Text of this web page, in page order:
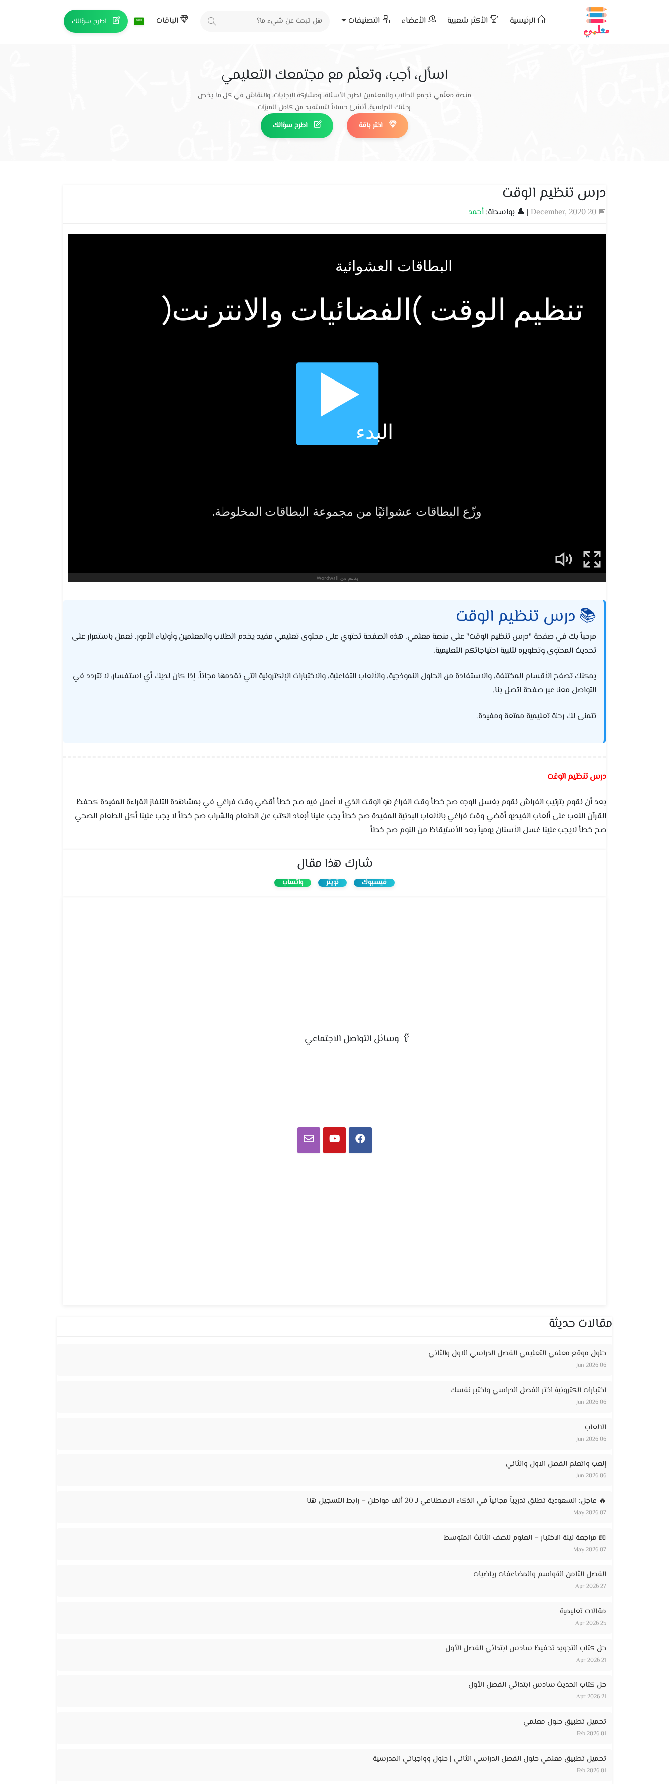
الرئيسية الأكثر شعبية الأعضاء التصنيفات الباقات اطرح سؤالك
اسأل، أجب، وتعلّم مع مجتمعك التعليمي
منصة معلّمي تجمع الطلاب والمعلمين لطرح الأسئلة، ومشاركة الإجابات، والنقاش في كل ما يخص
رحلتك الدراسية. أنشئ حساباً لتستفيد من كامل الميزات.
اطرح سؤالك
اختر باقة
درس تنظيم الوقت
📅 20 December, 2020 | 👤 بواسطة: أحمد
📚 درس تنظيم الوقت
مرحباً بك في صفحة "درس تنظيم الوقت" على منصة معلمي. هذه الصفحة تحتوي على محتوى تعليمي مفيد يخدم الطلاب والمعلمين وأولياء الأمور. نعمل باستمرار على
تحديث المحتوى وتطويره لتلبية احتياجاتكم التعليمية.
يمكنك تصفح الأقسام المختلفة، والاستفادة من الحلول النموذجية، والألعاب التفاعلية، والاختبارات الإلكترونية التي نقدمها مجاناً. إذا كان لديك أي استفسار، لا تتردد في
التواصل معنا عبر صفحة اتصل بنا.
نتمنى لك رحلة تعليمية ممتعة ومفيدة.
درس تنظيم الوقت
بعد أن نقوم بترتيب الفراش نقوم بغسل الوجه صح خطأ وقت الفراغ هو الوقت الذي لا أعمل فيه صح خطأ أقضي وقت فراغي في بمشاهدة التلفاز القراءة المفيدة كحفظ
القرآن اللعب على ألعاب الفيديو أقضي وقت فراغي بالألعاب البدنية المفيدة صح خطأ يجب علينا أبعاد الكتب عن الطعام والشراب صح خطأ لا يجب علينا أكل الطعام الصحي
صح خطأ لايجب علينا غسل الأسنان يومياً بعد الأستيقاظ من النوم صح خطأ
شارك هذا مقال
فيسبوك تويتر واتساب
وسائل التواصل الاجتماعي
مقالات حديثة
حلول موقع معلمي التعليمي الفصل الدراسي الاول والثاني
06 Jun 2026
اختبارات الكترونية اختر الفصل الدراسي واختبر نفسك
06 Jun 2026
الالعاب
06 Jun 2026
إلعب واتعلم الفصل الاول والثاني
06 Jun 2026
🔥 عاجل: السعودية تطلق تدريباً مجانياً في الذكاء الاصطناعي لـ 20 ألف مواطن – رابط التسجيل هنا
07 May 2026
📖 مراجعة ليلة الاختبار – العلوم للصف الثالث المتوسط
07 May 2026
الفصل الثامن القواسم والمضاعفات رياضيات
27 Apr 2026
مقالات تعليمية
25 Apr 2026
حل كتاب التجويد تحفيظ سادس ابتدائي الفصل الأول
21 Apr 2026
حل كتاب الحديث سادس ابتدائي الفصل الأول
21 Apr 2026
تحميل تطبيق حلول معلمي
01 Feb 2026
تحميل تطبيق معلمي حلول الفصل الدراسي الثاني | حلول وواجباتي المدرسية
01 Feb 2026